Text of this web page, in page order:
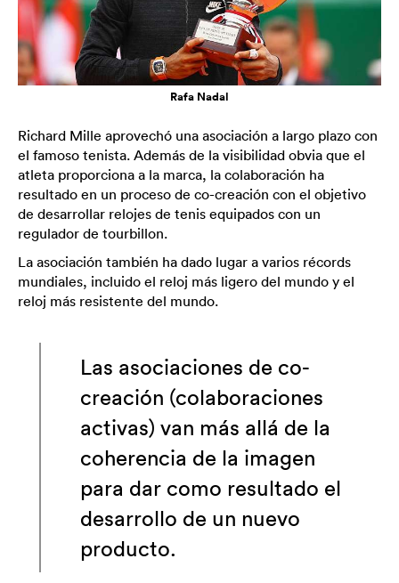
Rafa Nadal
Richard Mille aprovechó una asociación a largo plazo con
el famoso tenista. Además de la visibilidad obvia que el
atleta proporciona a la marca, la colaboración ha
resultado en un proceso de co-creación con el objetivo
de desarrollar relojes de tenis equipados con un
regulador de tourbillon.
La asociación también ha dado lugar a varios récords
mundiales, incluido el reloj más ligero del mundo y el
reloj más resistente del mundo.
Las asociaciones de co-
creación (colaboraciones
activas) van más allá de la
coherencia de la imagen
para dar como resultado el
desarrollo de un nuevo
producto.